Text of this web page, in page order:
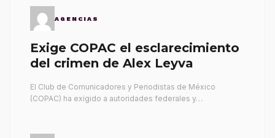
AGENCIAS
Exige COPAC el esclarecimiento
del crimen de Alex Leyva
El Club de Comunicadores y Periodistas de México
(COPAC) ha exigido a autoridades federales y…